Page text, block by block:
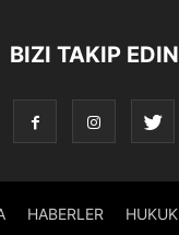
BIZI TAKIP EDIN
HABERLER HUKUK